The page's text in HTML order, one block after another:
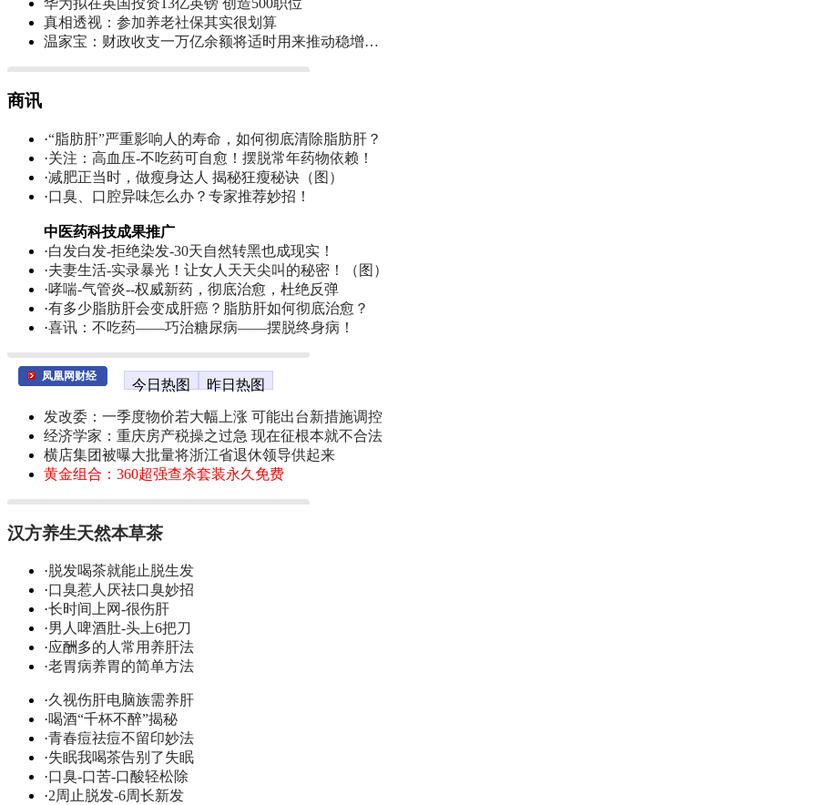
华为拟在英国投资13亿英镑 创造500职位
真相透视：参加养老社保其实很划算
温家宝：财政收支一万亿余额将适时用来推动稳增…
商讯
·“脂肪肝”严重影响人的寿命，如何彻底清除脂肪肝？
·关注：高血压-不吃药可自愈！摆脱常年药物依赖！
·减肥正当时，做瘦身达人 揭秘狂瘦秘诀（图）
·口臭、口腔异味怎么办？专家推荐妙招！
中医药科技成果推广
·白发白发-拒绝染发-30天自然转黑也成现实！
·夫妻生活-实录暴光！让女人天天尖叫的秘密！（图）
·哮喘-气管炎--权威新药，彻底治愈，杜绝反弹
·有多少脂肪肝会变成肝癌？脂肪肝如何彻底治愈？
·喜讯：不吃药——巧治糖尿病——摆脱终身病！
凤凰网财经
今日热图 昨日热图
发改委：一季度物价若大幅上涨 可能出台新措施调控
经济学家：重庆房产税操之过急 现在征根本就不合法
横店集团被曝大批量将浙江省退休领导供起来
黄金组合：360超强查杀套装永久免费
汉方养生天然本草茶
·脱发喝茶就能止脱生发
·口臭惹人厌祛口臭妙招
·长时间上网-很伤肝
·男人啤酒肚-头上6把刀
·应酬多的人常用养肝法
·老胃病养胃的简单方法
·久视伤肝电脑族需养肝
·喝酒“千杯不醉”揭秘
·青春痘祛痘不留印妙法
·失眠我喝茶告别了失眠
·口臭-口苦-口酸轻松除
·2周止脱发-6周长新发